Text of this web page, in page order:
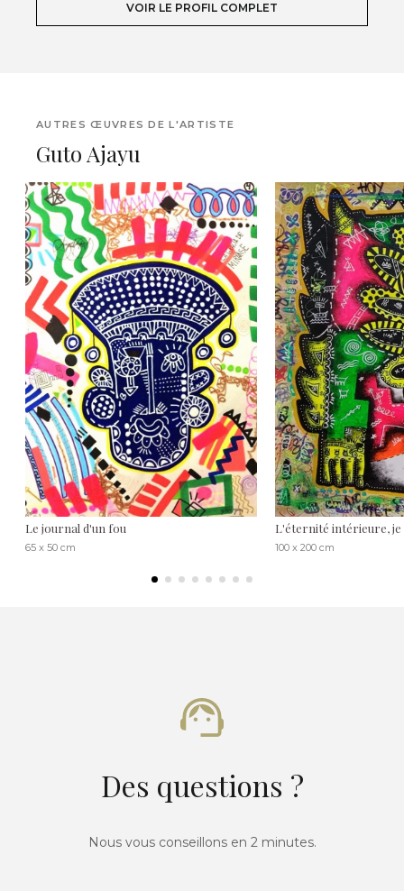
VOIR LE PROFIL COMPLET
AUTRES ŒUVRES DE L'ARTISTE
Guto Ajayu
Le journal d'un fou
65 x 50 cm
L'éternité intérieure, je
100 x 200 cm
Des questions ?
Nous vous conseillons en 2 minutes.